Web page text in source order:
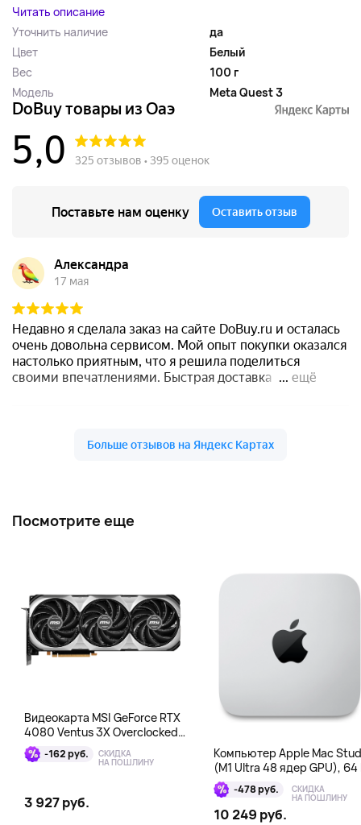
Читать описание
Уточнить наличие
да
Цвет
Белый
Вес
100 г
Модель
Meta Quest 3
Посмотрите еще
Видеокарта MSI GeForce RTX
4080 Ventus 3X Overclocked
16GB DDR6X
-162 руб. СКИДКА
НА ПОШЛИНУ
3 927 руб.
Компьютер Apple Mac
(M1 Ultra 48 ядер GPU), 64
1 Тб -478 руб. СКИДКА
НА ПОШЛИНУ
10 249 руб.